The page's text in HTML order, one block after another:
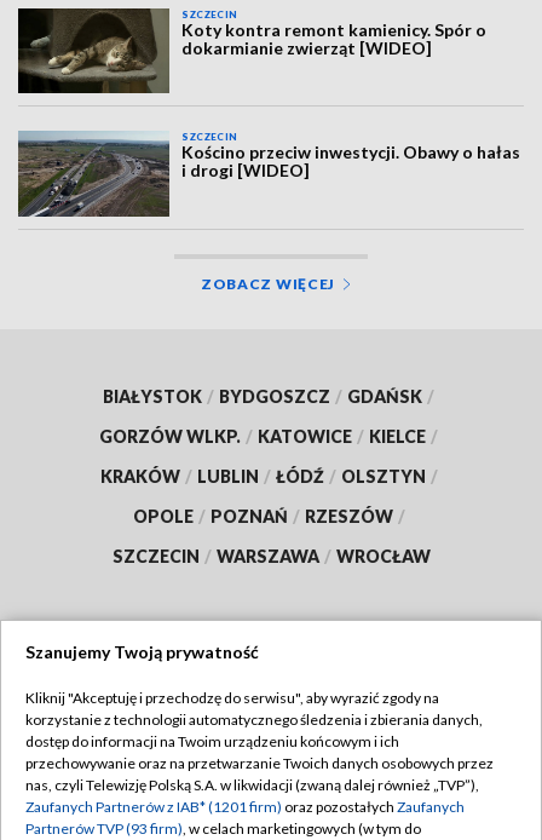
SZCZECIN
Koty kontra remont kamienicy. Spór o
dokarmianie zwierząt [WIDEO]
SZCZECIN
Kościno przeciw inwestycji. Obawy o hałas
i drogi [WIDEO]
ZOBACZ WIĘCEJ
BIAŁYSTOK / BYDGOSZCZ / GDAŃSK /
GORZÓW WLKP. / KATOWICE / KIELCE /
KRAKÓW / LUBLIN / ŁÓDŹ / OLSZTYN /
OPOLE / POZNAŃ / RZESZÓW /
SZCZECIN / WARSZAWA / WROCŁAW
TVP
Abonament TVP
Emisja w TVP
Regulamin TVP
Polityka prywatności
Szanujemy Twoją prywatność
Kliknij "Akceptuję i przechodzę do serwisu", aby wyrazić zgody na
korzystanie z technologii automatycznego śledzenia i zbierania danych,
dostęp do informacji na Twoim urządzeniu końcowym i ich
przechowywanie oraz na przetwarzanie Twoich danych osobowych przez
nas, czyli Telewizję Polską S.A. w likwidacji (zwaną dalej również „TVP”),
Zaufanych Partnerów z IAB* (1201 firm) oraz pozostałych Zaufanych
Partnerów TVP (93 firm), w celach marketingowych (w tym do